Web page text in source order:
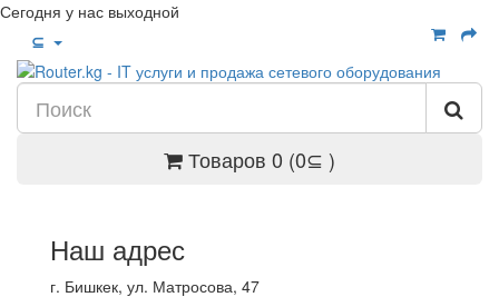
Сегодня у нас выходной
⊆
Товаров 0 (0⊆ )
Наш адрес
г. Бишкек, ул. Матросова, 47